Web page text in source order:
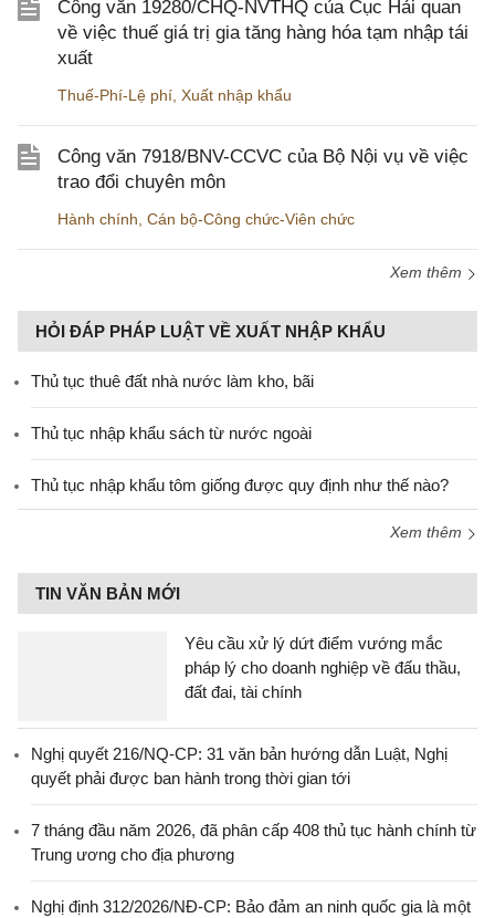
Công văn 19280/CHQ-NVTHQ của Cục Hải quan
về việc thuế giá trị gia tăng hàng hóa tạm nhập tái
xuất
Thuế-Phí-Lệ phí, Xuất nhập khẩu
Công văn 7918/BNV-CCVC của Bộ Nội vụ về việc
trao đổi chuyên môn
Hành chính, Cán bộ-Công chức-Viên chức
Xem thêm
HỎI ĐÁP PHÁP LUẬT VỀ XUẤT NHẬP KHẨU
Thủ tục thuê đất nhà nước làm kho, bãi
Thủ tục nhập khẩu sách từ nước ngoài
Thủ tục nhập khẩu tôm giống được quy định như thế nào?
Xem thêm
TIN VĂN BẢN MỚI
Yêu cầu xử lý dứt điểm vướng mắc
pháp lý cho doanh nghiệp về đấu thầu,
đất đai, tài chính
Nghị quyết 216/NQ-CP: 31 văn bản hướng dẫn Luật, Nghị
quyết phải được ban hành trong thời gian tới
7 tháng đầu năm 2026, đã phân cấp 408 thủ tục hành chính từ
Trung ương cho địa phương
Nghị định 312/2026/NĐ-CP: Bảo đảm an ninh quốc gia là một